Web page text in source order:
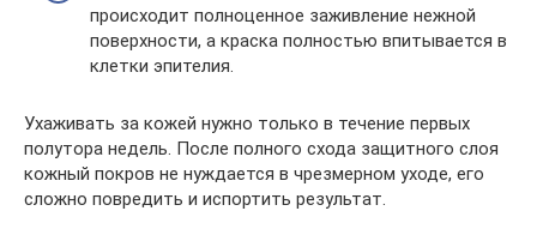
происходит полноценное заживление нежной
поверхности, а краска полностью впитывается в
клетки эпителия.
Ухаживать за кожей нужно только в течение первых
полутора недель. После полного схода защитного слоя
кожный покров не нуждается в чрезмерном уходе, его
сложно повредить и испортить результат.